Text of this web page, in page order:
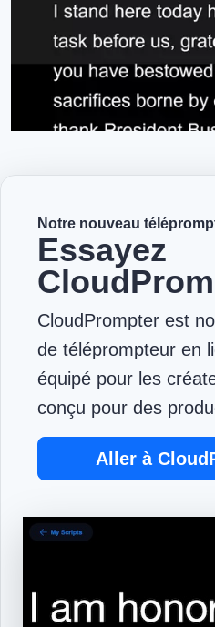
Notre nouveau
Essayez
CloudPrompter est
de téléprompteur en
équipé pour les
conçu pour des
Aller à